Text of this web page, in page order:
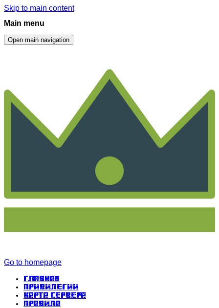
Skip to main content
Main menu
Open main navigation
Go to homepage
Главная
Привилегии
Карта сервера
Правила